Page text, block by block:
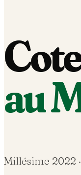
au
Millésime 2022